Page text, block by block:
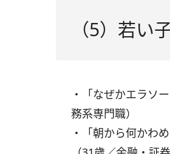
（5）若い
・「なぜかエラソ
務系専門職）
・「朝から何かわ